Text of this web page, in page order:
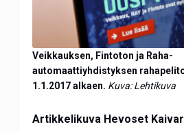
Veikkauksen, Fintoton ja Raha-
automaattiyhdistyksen
1.1.2017 alkaen. Kuva: Lehtikuva
Artikkelikuva Hevoset